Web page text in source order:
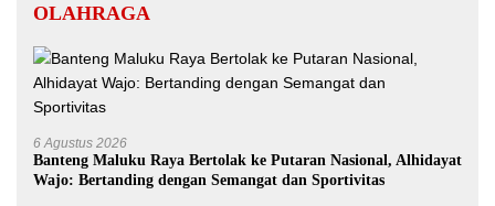
OLAHRAGA
6 Agustus 2026
Banteng Maluku Raya Bertolak ke Putaran Nasional, Alhidayat
Wajo: Bertanding dengan Semangat dan Sportivitas